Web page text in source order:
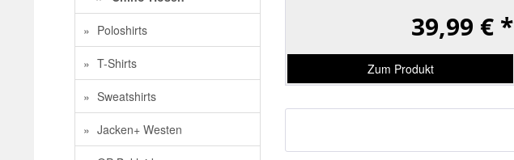
Poloshirts
T-Shirts
Sweatshirts
Jacken+ Westen
39,99 € *
Zum Produkt